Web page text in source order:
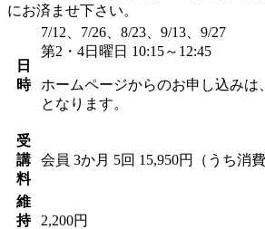
にお済ませ下さい。
日
時
7/12、7/26、8/23、9/13、9/27
第2・4日曜日 10:15～12:45
ホームページからのお申し込みは
となります。
受
講
料
会員 3か月 5回 15,950円（うち消費
維
持
2,200円